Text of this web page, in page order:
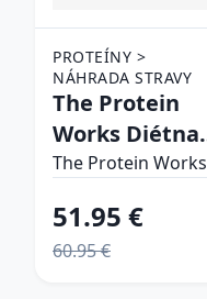
PROTEÍNY >
NÁHRADA STRAVY
The Protein
Works Diétna
náhrada stravy
koktejl
The Protein Works
51.95 €
60.95 €